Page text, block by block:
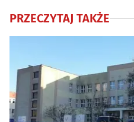
PRZECZYTAJ TAKŻE